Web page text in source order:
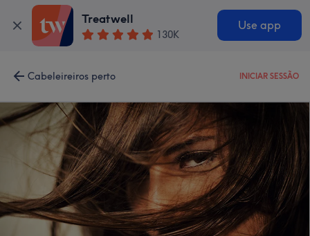
Treatwell
130K
Use app
Cabeleireiros perto INICIAR SESSÃO